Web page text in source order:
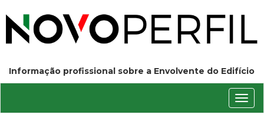
Informação profissional sobre a Envolvente do Edifício